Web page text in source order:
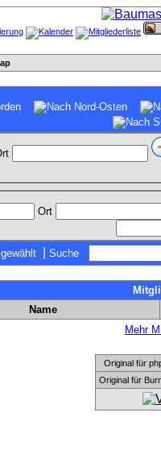
Ort
Suche
Name
Mehr
Original für
Original für